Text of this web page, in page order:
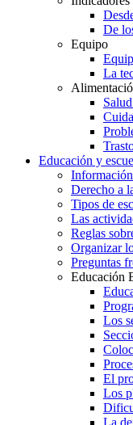
De
Equipo
La
Educación y
Derecho a
Tipos de
Las
Reglas
Organizar
Preguntas
Educación
Los
El
Los
La